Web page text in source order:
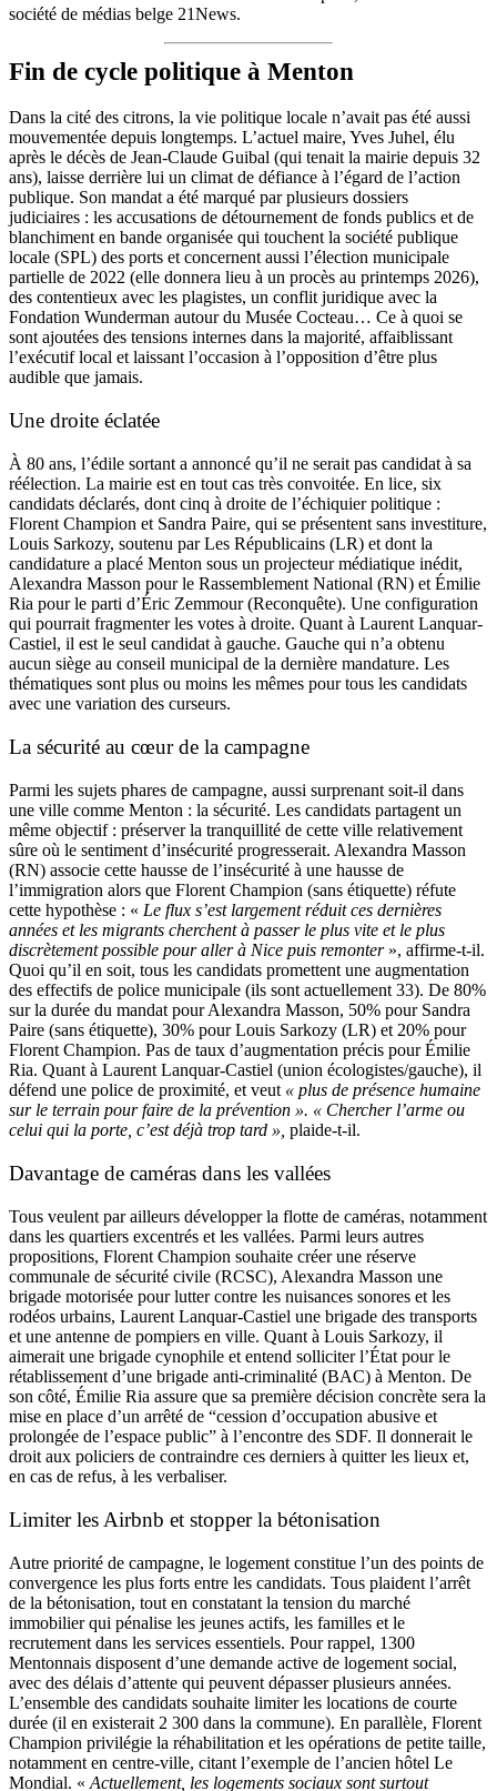
société de médias belge 21News.
Fin de cycle politique à Menton
Dans la cité des citrons, la vie politique locale n’avait pas été aussi
mouvementée depuis longtemps. L’actuel maire, Yves Juhel, élu
après le décès de Jean-Claude Guibal (qui tenait la mairie depuis 32
ans), laisse derrière lui un climat de défiance à l’égard de l’action
publique. Son mandat a été marqué par plusieurs dossiers
judiciaires : les accusations de détournement de fonds publics et de
blanchiment en bande organisée qui touchent la société publique
locale (SPL) des ports et concernent aussi l’élection municipale
partielle de 2022 (elle donnera lieu à un procès au printemps 2026),
des contentieux avec les plagistes, un conflit juridique avec la
Fondation Wunderman autour du Musée Cocteau… Ce à quoi se
sont ajoutées des tensions internes dans la majorité, affaiblissant
l’exécutif local et laissant l’occasion à l’opposition d’être plus
audible que jamais.
Une droite éclatée
À 80 ans, l’édile sortant a annoncé qu’il ne serait pas candidat à sa
réélection. La mairie est en tout cas très convoitée. En lice, six
candidats déclarés, dont cinq à droite de l’échiquier politique :
Florent Champion et Sandra Paire, qui se présentent sans investiture,
Louis Sarkozy, soutenu par Les Républicains (LR) et dont la
candidature a placé Menton sous un projecteur médiatique inédit,
Alexandra Masson pour le Rassemblement National (RN) et Émilie
Ria pour le parti d’Éric Zemmour (Reconquête). Une configuration
qui pourrait fragmenter les votes à droite. Quant à Laurent Lanquar-
Castiel, il est le seul candidat à gauche. Gauche qui n’a obtenu
aucun siège au conseil municipal de la dernière mandature. Les
thématiques sont plus ou moins les mêmes pour tous les candidats
avec une variation des curseurs.
La sécurité au cœur de la campagne
Parmi les sujets phares de campagne, aussi surprenant soit-il dans
une ville comme Menton : la sécurité. Les candidats partagent un
même objectif : préserver la tranquillité de cette ville relativement
sûre où le sentiment d’insécurité progresserait. Alexandra Masson
(RN) associe cette hausse de l’insécurité à une hausse de
l’immigration alors que Florent Champion (sans étiquette) réfute
cette hypothèse : « Le flux s’est largement réduitces dernières
années et les migrants cherchent à passer le plus vite et le plus
discrètement possible pour aller à Nice puis remonter», affirme-t-il.
Quoi qu’il en soit, tous les candidats promettent une augmentation
des effectifs de police municipale (ils sont actuellement 33). De 80%
sur la durée du mandat pour Alexandra Masson, 50% pour Sandra
Paire (sans étiquette), 30% pour Louis Sarkozy (LR) et 20% pour
Florent Champion. Pas de taux d’augmentation précis pour Émilie
Ria. Quant à Laurent Lanquar-Castiel (union écologistes/gauche), il
défend une police de proximité, et veut « plus de présence humaine
sur le terrain pour faire de la prévention ». « Chercher l’arme ou
celui qui la porte, c’est déjà trop tard », plaide-t-il.
Davantage de caméras dans les vallées
Tous veulent par ailleurs développer la flotte de caméras, notamment
dans les quartiers excentrés et les vallées. Parmi leurs autres
propositions, Florent Champion souhaite créer une réserve
communale de sécurité civile (RCSC), Alexandra Masson une
brigade motorisée pour lutter contre les nuisances sonores et les
rodéos urbains, Laurent Lanquar-Castiel une brigade des transports
et une antenne de pompiers en ville. Quant à Louis Sarkozy, il
aimerait une brigade cynophile et entend solliciter l’État pour le
rétablissement d’une brigade anti-criminalité (BAC) à Menton. De
son côté, Émilie Ria assure que sa première décision concrète sera la
mise en place d’un arrêté de “cession d’occupation abusive et
prolongée de l’espace public” à l’encontre des SDF. Il donnerait le
droit aux policiers de contraindre ces derniers à quitter les lieux et,
en cas de refus, à les verbaliser.
Limiter les Airbnb et stopper la bétonisation
Autre priorité de campagne, le logement constitue l’un des points de
convergence les plus forts entre les candidats. Tous plaident l’arrêt
de la bétonisation, tout en constatant la tension du marché
immobilier qui pénalise les jeunes actifs, les familles et le
recrutement dans les services essentiels. Pour rappel, 1300
Mentonnais disposent d’une demande active de logement social,
avec des délais d’attente qui peuvent dépasser plusieurs années.
L’ensemble des candidats souhaite limiter les locations de courte
durée (il en existerait 2 300 dans la commune). En parallèle, Florent
Champion privilégie la réhabilitation et les opérations de petite taille,
notamment en centre-ville, citant l’exemple de l’ancien hôtel Le
Mondial. « Actuellement, les logements sociaux sont surtout